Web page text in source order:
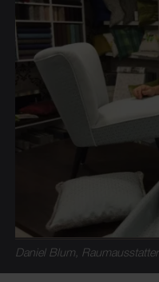
Daniel Blum,